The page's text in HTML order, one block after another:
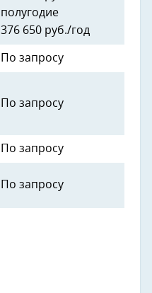
полугодие
376 650 руб./год
По запросу
По запросу
По запросу
По запросу